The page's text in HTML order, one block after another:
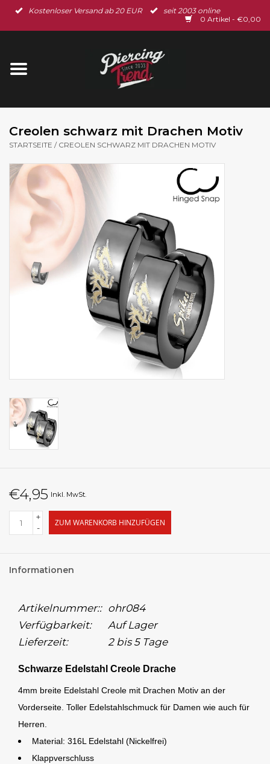
Kostenloser Versand ab 20 EUR
seit 2003 online
0 Artikel - €0,00
Startseite
Ohrschmuck
Gutscheine
% Sale %
Creolen schwarz mit Drachen Motiv
STARTSEITE / CREOLEN SCHWARZ MIT DRACHEN MOTIV
€4,95 Inkl. MwSt.
+
-
ZUM WARENKORB HINZUFÜGEN
Informationen
Artikelnummer:: ohr084
Verfügbarkeit:
Auf Lager
Lieferzeit:
2 bis 5 Tage
Schwarze Edelstahl Creole Drache
4mm breite Edelstahl Creole mit Drachen Motiv an der
Vorderseite. Toller Edelstahlschmuck für Damen wie auch für
Herren.
Material: 316L Edelstahl (Nickelfrei)
Klappverschluss